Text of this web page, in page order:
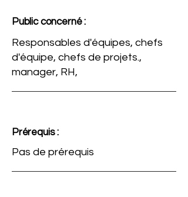
Public concerné :
Responsables d'équipes, chefs
d'équipe, chefs de projets.,
manager, RH,
Prérequis :
Pas de prérequis